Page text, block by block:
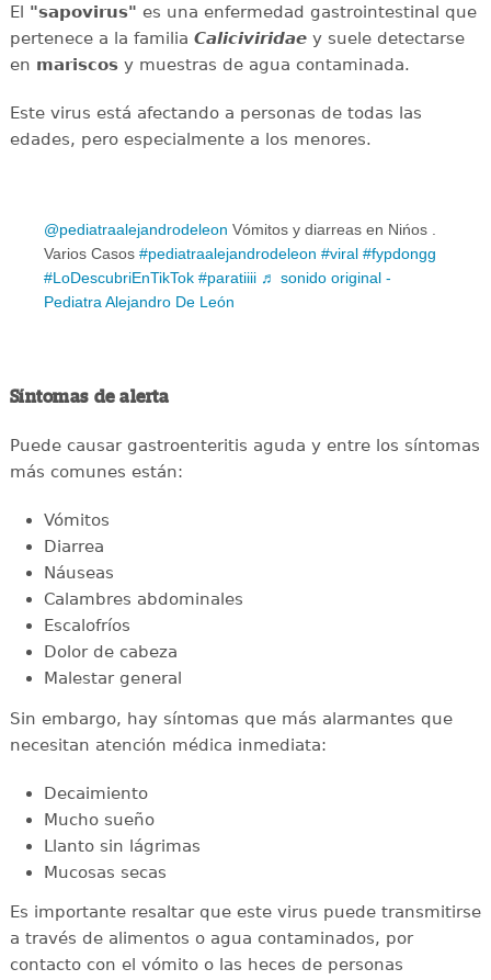
El "sapovirus" es una enfermedad gastrointestinal que
pertenece a la familia Caliciviridaey suele detectarse
en mariscosy muestras de agua contaminada.
Este virus está afectando a personas de todas las
edades, pero especialmente a los menores.
@pediatraalejandrodeleon Vómitos y diarreas en Nińos .
Varios Casos #pediatraalejandrodeleon #viral #fypdongg
#LoDescubriEnTikTok #paratiiii ♬ sonido original -
Pediatra Alejandro De León
Síntomas de alerta
Puede causar gastroenteritis aguda y entre los síntomas
más comunes están:
Vómitos
Diarrea
Náuseas
Calambres abdominales
Escalofríos
Dolor de cabeza
Malestar general
Sin embargo, hay síntomas que más alarmantes que
necesitan atención médica inmediata:
Decaimiento
Mucho sueño
Llanto sin lágrimas
Mucosas secas
Es importante resaltar que este virus puede transmitirse
a través de alimentos o agua contaminados, por
contacto con el vómito o las heces de personas